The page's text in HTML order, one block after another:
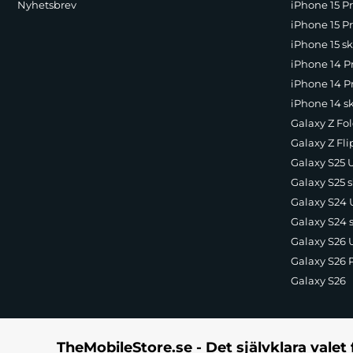
USAMS Fast Charge Powerbank 10000mAh
Nyhetsbrev
iPhone 15
iPhone 15
iPhone 15
iPhone 14
iPhone 14
iPhone 14
Galaxy Z
Galaxy Z
Galaxy S25
Galaxy S25
Galaxy S24
Galaxy S24
Galaxy S26
Galaxy S26
Galaxy S26
TheMobileStore.se - Det självklara